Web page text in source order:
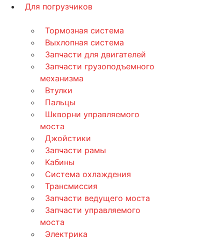
Для погрузчиков
Тормозная система
Выхлопная система
Запчасти для двигателей
Запчасти грузоподъемного
механизма
Втулки
Пальцы
Шкворни управляемого
моста
Джойстики
Запчасти рамы
Кабины
Система охлаждения
Трансмиссия
Запчасти ведущего моста
Запчасти управляемого
моста
Электрика